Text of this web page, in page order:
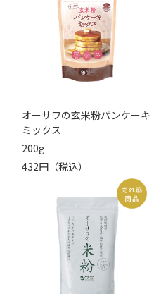
オーサワの玄米粉パンケーキ
ミックス
200g
432円（税込）